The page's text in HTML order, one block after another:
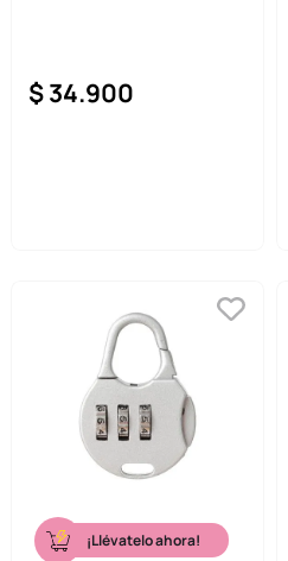
$34.900
¡Llévatelo ahora!